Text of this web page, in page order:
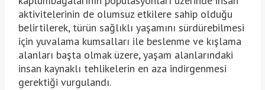
aktivitelerinin de olumsuz etkilere sahip olduğu
belirtilerek, türün sağlıklı yaşamını sürdürebilmesi
için yuvalama kumsalları ile beslenme ve kışlama
alanları başta olmak üzere, yaşam alanlarındaki
insan kaynaklı tehlikelerin en aza indirgenmesi
gerektiği vurgulandı.